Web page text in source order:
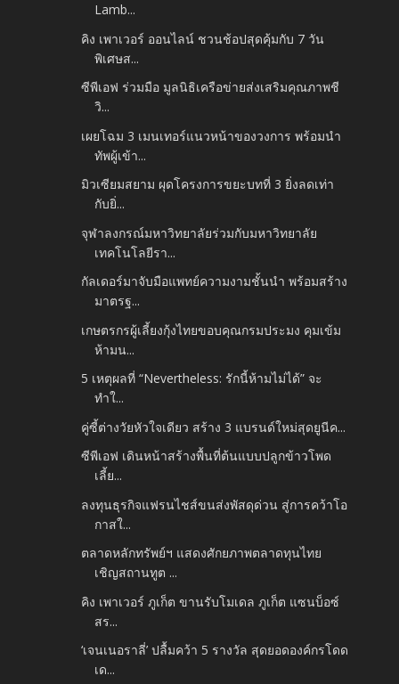
Lamb...
คิง เพาเวอร์ ออนไลน์ ชวนช้อปสุดคุ้มกับ 7 วัน
พิเศษส...
ซีพีเอฟ ร่วมมือ มูลนิธิเครือข่ายส่งเสริมคุณภาพชี
วิ...
เผยโฉม 3 เมนเทอร์แนวหน้าของวงการ พร้อมนำ
ทัพผู้เข้า...
มิวเซียมสยาม ผุดโครงการขยะบทที่ 3 ยิ่งลดเท่า
กับยิ่...
จุฬาลงกรณ์มหาวิทยาลัยร่วมกับมหาวิทยาลัย
เทคโนโลยีรา...
กัลเดอร์มาจับมือแพทย์ความงามชั้นนำ พร้อมสร้าง
มาตรฐ...
เกษตรกรผู้เลี้ยงกุ้งไทยขอบคุณกรมประมง คุมเข้ม
ห้ามน...
5 เหตุผลที่ “Nevertheless: รักนี้ห้ามไม่ได้” จะ
ทำใ...
คู่ซี้ต่างวัยหัวใจเดียว สร้าง 3 แบรนด์ใหม่สุดยูนีค...
ซีพีเอฟ เดินหน้าสร้างพื้นที่ต้นแบบปลูกข้าวโพด
เลี้ย...
ลงทุนธุรกิจแฟรนไชส์ขนส่งพัสดุด่วน สู่การคว้าโอ
กาสใ...
ตลาดหลักทรัพย์ฯ แสดงศักยภาพตลาดทุนไทย
เชิญสถานทูต ...
คิง เพาเวอร์ ภูเก็ต ขานรับโมเดล ภูเก็ต แซนบ็อซ์
สร...
‘เจนเนอราลี่’ ปลื้มคว้า 5 รางวัล สุดยอดองค์กรโดด
เด...